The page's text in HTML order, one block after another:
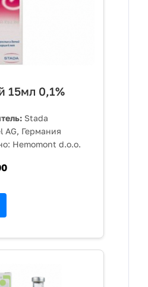
15мл 0,1%
Stada
AG, Германия
Hemomont d.o.o.